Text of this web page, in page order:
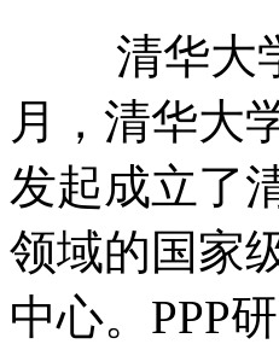
清华大学
月，清华大
发起成立了
领域的国家
中心。PPP